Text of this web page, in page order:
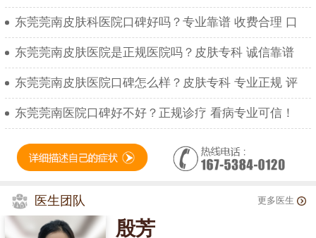
东莞莞南皮肤科医院口碑好吗？专业靠谱 收费合理 口
东莞莞南皮肤医院是正规医院吗？皮肤专科 诚信靠谱
东莞莞南皮肤医院口碑怎么样？皮肤专科 专业正规 评
东莞莞南医院口碑好不好？正规诊疗 看病专业可信！
医生团队 更多医生
殷芳